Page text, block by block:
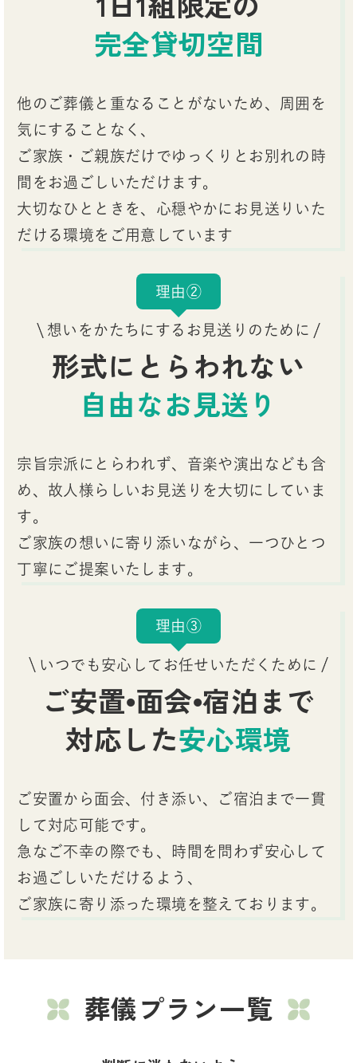
完全貸切空間
他のご葬儀と重なることがないため、周囲を
気にすることなく、
ご家族・ご親族だけでゆっくりとお別れの時
間をお過ごしいただけます。
大切なひとときを、心穏やかにお見送りいた
だける環境をご用意しています
理由②
想いをかたちにするお見送りのために
形式にとらわれない
自由なお見送り
宗旨宗派にとらわれず、音楽や演出なども含
め、故人様らしいお見送りを大切にしていま
す。
ご家族の想いに寄り添いながら、一つひとつ
丁寧にご提案いたします。
理由③
いつでも安心してお任せいただくために
ご安置•面会•宿泊まで
対応した安心環境
ご安置から面会、付き添い、ご宿泊まで一貫
して対応可能です。
急なご不幸の際でも、時間を問わず安心して
お過ごしいただけるよう、
ご家族に寄り添った環境を整えております。
葬儀プラン一覧